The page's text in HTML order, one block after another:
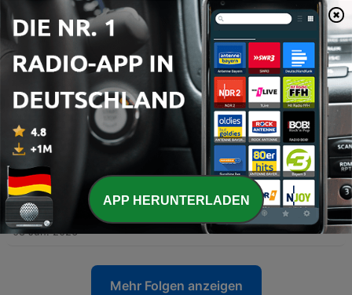
26 Jul. 2026
132 - 128. サッカーW杯は政治抜きには不可能なのか？
12 Jul. 2026
131 - 127. ドイツはなぜ国連安保理非常任理事国に落選した
のか？
130 - 126. リニューアル｜ベルリンとフランクフルトから
こんにちは
14 Jun. 2026
129 - 予告編：ドイツ深掘り
08 Jun. 2026
Mehr Folgen anzeigen
APP HERUNTERLADEN